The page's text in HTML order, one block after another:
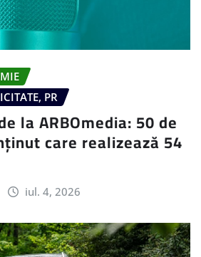
PR
la ARBOmedia: 50 de
care realizează 54
iul. 4, 2026